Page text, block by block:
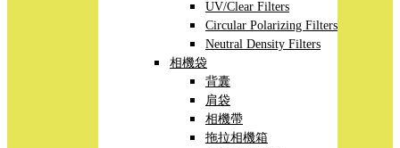
UV/Clear Filters
Circular Polarizing Filters
Neutral Density Filters
相機袋
背囊
肩袋
相機帶
拖拉相機箱